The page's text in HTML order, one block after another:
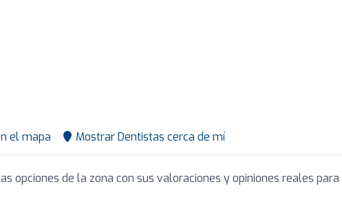
el mapa Mostrar Dentistas cerca de mí
opciones de la zona con sus valoraciones y opiniones reales para